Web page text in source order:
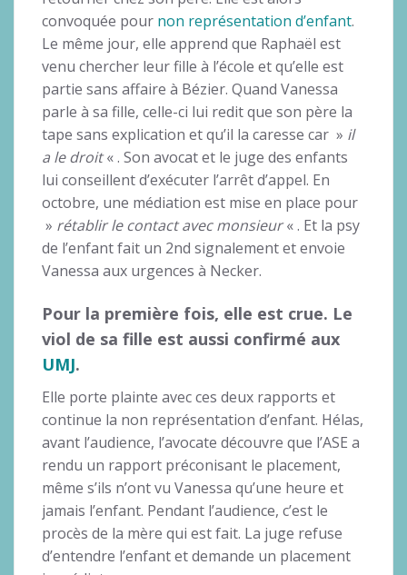
convoquée pour non représentation d’enfant.
Le même jour, elle apprend que Raphaël est
venu chercher leur fille à l’école et qu’elle est
partie sans affaire à Bézier. Quand Vanessa
parle à sa fille, celle-ci lui redit que son père la
tape sans explication et qu’il la caresse car » il
a le droit« . Son avocat et le juge des enfants
lui conseillent d’exécuter l’arrêt d’appel. En
octobre, une médiation est mise en place pour
» rétablir le contact avec monsieur« . Et la psy
de l’enfant fait un 2nd signalement et envoie
Vanessa aux urgences à Necker.
Pour la première fois, elle est crue. Le
viol de sa fille est aussi confirmé aux
UMJ.
Elle porte plainte avec ces deux rapports et
continue la non représentation d’enfant. Hélas,
avant l’audience, l’avocate découvre que l’ASE a
rendu un rapport préconisant le placement,
même s’ils n’ont vu Vanessa qu’une heure et
jamais l’enfant. Pendant l’audience, c’est le
procès de la mère qui est fait. La juge refuse
d’entendre l’enfant et demande un placement